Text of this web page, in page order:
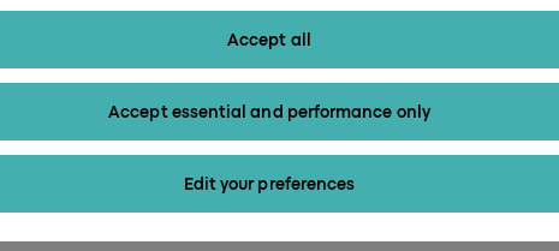
Accept all
Accept essential and performance only
Edit your preferences